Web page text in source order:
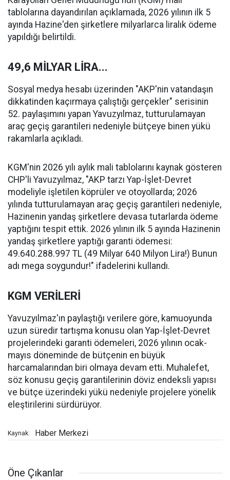
tablolarına dayandırılan açıklamada, 2026 yılının ilk 5
ayında Hazine'den şirketlere milyarlarca liralık ödeme
yapıldığı belirtildi.
49,6 MİLYAR LİRA...
Sosyal medya hesabı üzerinden "AKP'nin vatandaşın
dikkatinden kaçırmaya çalıştığı gerçekler" serisinin
52. paylaşımını yapan Yavuzyılmaz, tutturulamayan
araç geçiş garantileri nedeniyle bütçeye binen yükü
rakamlarla açıkladı.
KGM'nin 2026 yılı aylık mali tablolarını kaynak gösteren
CHP'li Yavuzyılmaz, "AKP tarzı Yap-İşlet-Devret
modeliyle işletilen köprüler ve otoyollarda; 2026
yılında tutturulamayan araç geçiş garantileri nedeniyle,
Hazinenin yandaş şirketlere devasa tutarlarda ödeme
yaptığını tespit ettik. 2026 yılının ilk 5 ayında Hazinenin
yandaş şirketlere yaptığı garanti ödemesi:
49.640.288.997 TL (49 Milyar 640 Milyon Lira!) Bunun
adı mega soygundur!" ifadelerini kullandı.
KGM VERİLERİ
Yavuzyılmaz'ın paylaştığı verilere göre, kamuoyunda
uzun süredir tartışma konusu olan Yap-İşlet-Devret
projelerindeki garanti ödemeleri, 2026 yılının ocak-
mayıs döneminde de bütçenin en büyük
harcamalarından biri olmaya devam etti. Muhalefet,
söz konusu geçiş garantilerinin döviz endeksli yapısı
ve bütçe üzerindeki yükü nedeniyle projelere yönelik
eleştirilerini sürdürüyor.
Kaynak: Haber Merkezi
Öne Çıkanlar